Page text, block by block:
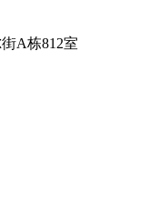
A栋812室